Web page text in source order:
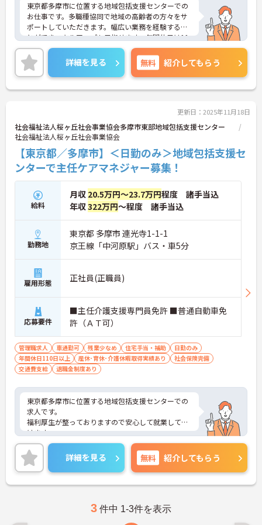
東京都多摩市に位置する地域包括支援センターでの
お仕事です。多職種協同で地域の高齢者の方々をサ
ポートしていただきます。幅広い業務を経験するこ
とができスキルアップも目指せます。年間休日は11
8日、日曜日が固定休みですので、メリハリのある
勤務が可能です。ご興味のある方には、面接対策ポ
イントなど、さらに詳細をお話しいたしますのでお
気軽にご相談ください！
詳細を見る 無料 紹介してもらう
更新日：2025年11月18日
社会福祉法人桜ヶ丘社会事業協会多摩市東部地域包括支援センター
社会福祉法人桜ヶ丘社会事業協会
【東京都／多摩市】＜日勤のみ＞地域包括支援セ
ンターで主任ケアマネジャー募集！
給料
月収 20.5万円～23.7万円程度 諸手当込
年収322万円～程度 諸手当込
勤務地
東京都 多摩市 連光寺1-1-1
京王線「中河原駅」バス・車5分
雇用形態 正社員(正職員)
応募要件
■主任介護支援専門員免許 ■普通自動車免
許（ＡＴ可）
管理職求人 車通勤可 残業少なめ 住宅手当・補助
日勤のみ
年間休日110日以上
産休･育休･介護休暇取得実績あり
社会保険完備
交通費支給
退職金制度あり
東京都多摩市に位置する地域包括支援センターでの
求人です。
福利厚生が整っておりますので安心して就業して頂
けます。
ご興味のある方はお気軽にお問い合わせ下さい。
詳細を見る 無料 紹介してもらう
3 件中 1-3件を表示